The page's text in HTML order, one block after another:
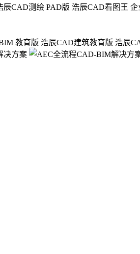
辰CAD测绘 PAD版 浩辰CAD看图王 企
教育版 浩辰CAD建筑教育版 浩辰